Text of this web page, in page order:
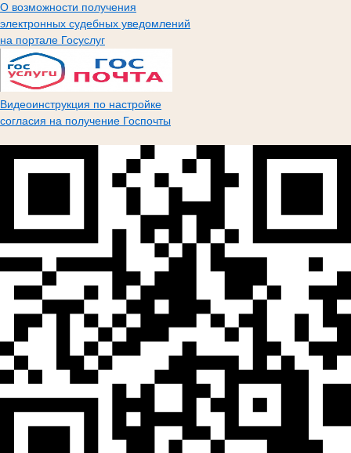
О возможности получения
электронных судебных уведомлений
на портале Госуслуг
Видеоинструкция по настройке
согласия на получение Госпочты